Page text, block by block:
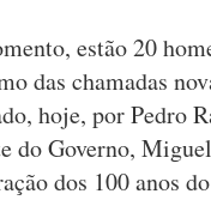
estão 20
das chamadas
hoje, por Pedro
do Governo,
dos 100 anos